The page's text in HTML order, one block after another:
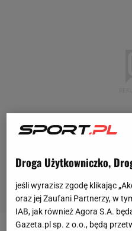
Droga Użytkowniczko,
jeśli wyrazisz zgodę klikając
oraz jej Zaufani Partnerzy, w
IAB, jak również Agora S.A.
Gazeta.pl sp. z o.o., będą